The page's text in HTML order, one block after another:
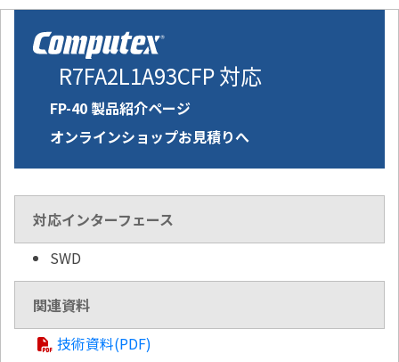
R7FA2L1A93CFP 対応
FP-40 製品紹介ページ
オンラインショップお見積りへ
対応インターフェース
SWD
関連資料
技術資料(PDF)